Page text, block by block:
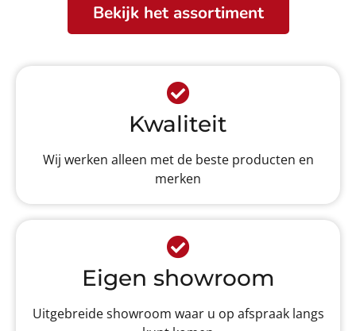
Bekijk het assortiment
Kwaliteit
Wij werken alleen met de beste producten en
merken
Eigen showroom
Uitgebreide showroom waar u op afspraak langs